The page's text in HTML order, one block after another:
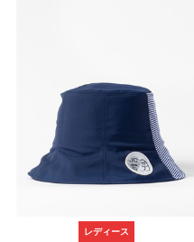
レディース